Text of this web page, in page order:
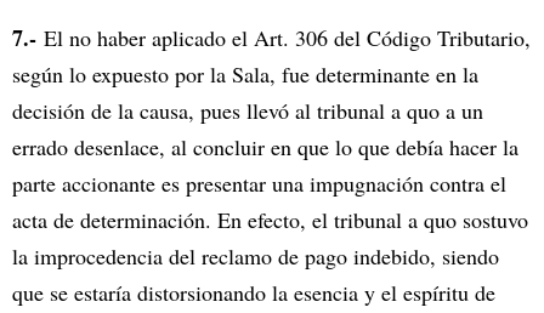
7.- El no haber aplicado el Art. 306 del Código Tributario,
según lo expuesto por la Sala, fue determinante en la
decisión de la causa, pues llevó al tribunal a quo a un
errado desenlace, al concluir en que lo que debía hacer la
parte accionante es presentar una impugnación contra el
acta de determinación. En efecto, el tribunal a quo sostuvo
la improcedencia del reclamo de pago indebido, siendo
que se estaría distorsionando la esencia y el espíritu de